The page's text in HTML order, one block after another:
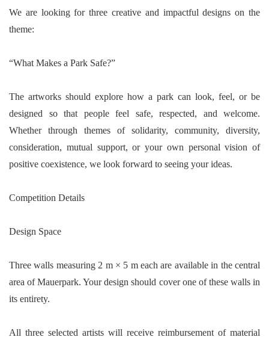
We are looking for three creative and impactful designs on the
theme:
“What Makes a Park Safe?”
The artworks should explore how a park can look, feel, or be
designed so that people feel safe, respected, and welcome.
Whether through themes of solidarity, community, diversity,
consideration, mutual support, or your own personal vision of
positive coexistence, we look forward to seeing your ideas.
Competition Details
Design Space
Three walls measuring 2 m × 5 meach are available in the central
area of Mauerpark. Your design should cover one of these walls in
its entirety.
All three selected artists will receive reimbursement of material